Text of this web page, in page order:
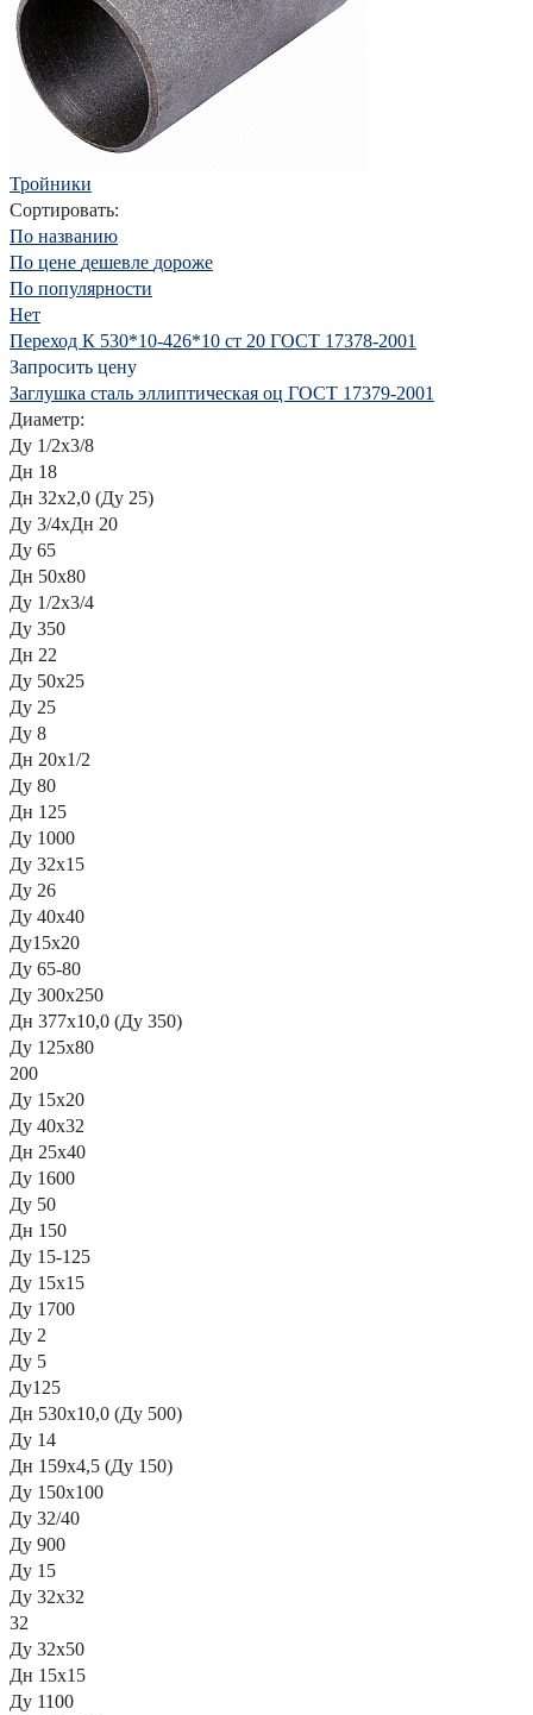
Тройники
Сортировать:
По названию
По цене дешевле дороже
По популярности
Нет
Переход К 530*10-426*10 ст 20 ГОСТ 17378-2001
Запросить цену
Заглушка сталь эллиптическая оц ГОСТ 17379-2001
Диаметр:
Ду 1/2х3/8
Дн 18
Дн 32х2,0 (Ду 25)
Ду 3/4хДн 20
Ду 65
Дн 50х80
Ду 1/2х3/4
Ду 350
Дн 22
Ду 50х25
Ду 25
Ду 8
Дн 20х1/2
Ду 80
Дн 125
Ду 1000
Ду 32х15
Ду 26
Ду 40х40
Ду15х20
Ду 65-80
Ду 300х250
Дн 377х10,0 (Ду 350)
Ду 125х80
200
Ду 15х20
Ду 40х32
Дн 25х40
Ду 1600
Ду 50
Дн 150
Ду 15-125
Ду 15х15
Ду 1700
Ду 2
Ду 5
Ду125
Дн 530х10,0 (Ду 500)
Ду 14
Дн 159х4,5 (Ду 150)
Ду 150х100
Ду 32/40
Ду 900
Ду 15
Ду 32х32
32
Ду 32х50
Дн 15х15
Ду 1100